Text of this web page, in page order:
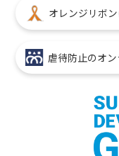
オレンジリボ
虐待防止のオ